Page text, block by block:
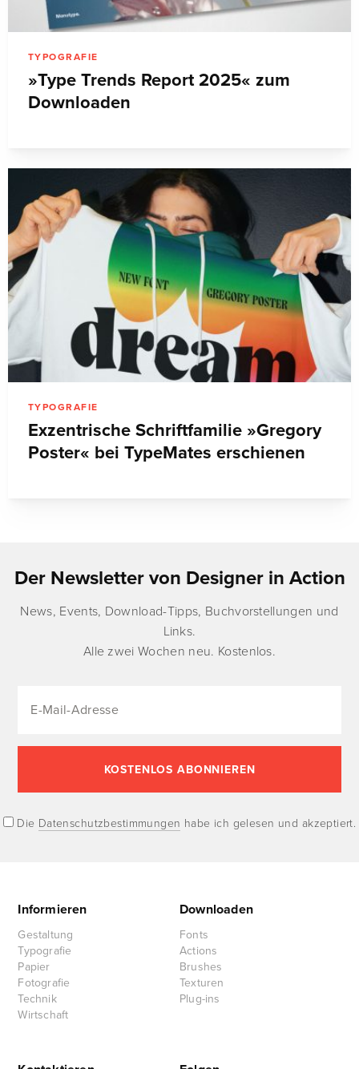
TYPOGRAFIE
»Type Trends Report 2025« zum
Downloaden
TYPOGRAFIE
Exzentrische Schriftfamilie »Gregory
Poster« bei TypeMates erschienen
Der Newsletter von Designer in Action
News, Events, Download-Tipps, Buchvorstellungen und
Links.
Alle zwei Wochen neu. Kostenlos.
Die Datenschutzbestimmungen habe ich gelesen und akzeptiert.
Informieren
Gestaltung
Typografie
Papier
Fotografie
Technik
Wirtschaft
Downloaden
Fonts
Actions
Brushes
Texturen
Plug-ins